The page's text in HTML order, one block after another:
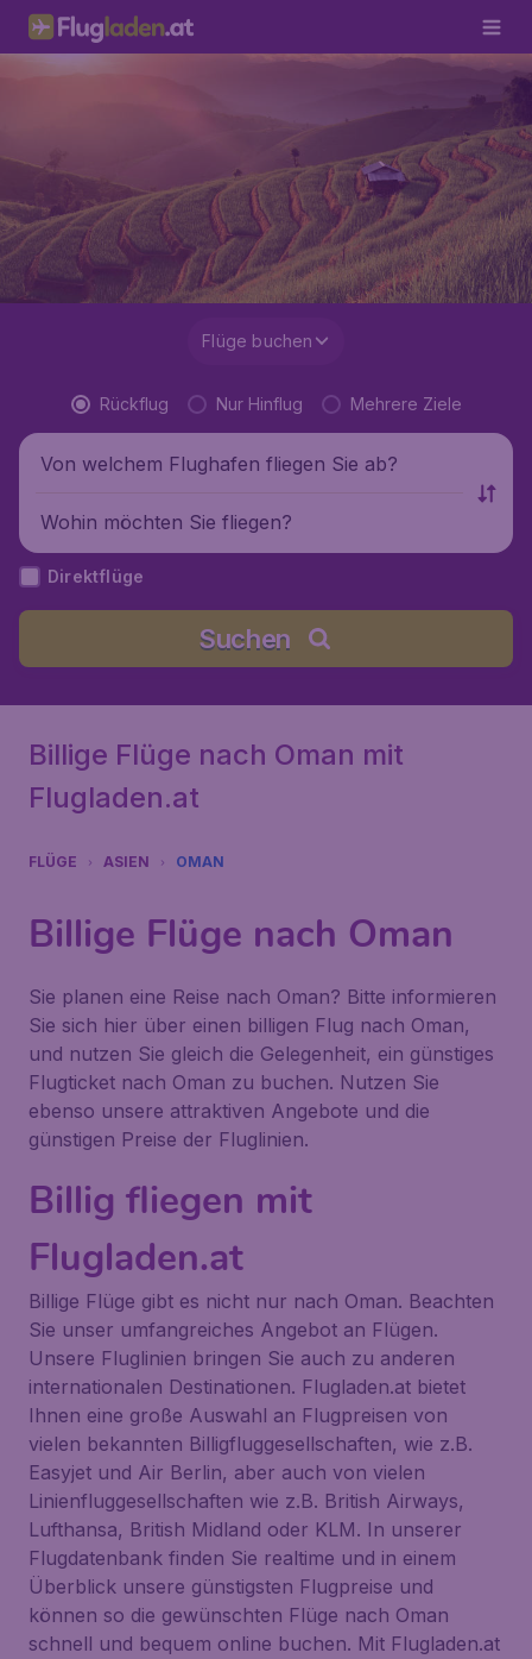
Flüge buchen
Rückflug Nur Hinflug Mehrere Ziele
Von welchem Flughafen fliegen Sie ab?
Wohin möchten Sie fliegen?
Direktflüge
Suchen
Billige Flüge nach Oman mit
Flugladen.at
FLÜGE ASIEN OMAN
Billige Flüge nach Oman
Sie planen eine Reise nach Oman? Bitte informieren
Sie sich hier über einen billigen Flug nach Oman,
und nutzen Sie gleich die Gelegenheit, ein günstiges
Flugticket nach Oman zu buchen. Nutzen Sie
ebenso unsere attraktiven Angebote und die
günstigen Preise der Fluglinien.
Billig fliegen mit
Flugladen.at
Billige Flüge gibt es nicht nur nach Oman. Beachten
Sie unser umfangreiches Angebot an Flügen.
Unsere Fluglinien bringen Sie auch zu anderen
internationalen Destinationen. Flugladen.at bietet
Ihnen eine große Auswahl an Flugpreisen von
vielen bekannten Billigfluggesellschaften, wie z.B.
Easyjet und Air Berlin, aber auch von vielen
Linienfluggesellschaften wie z.B. British Airways,
Lufthansa, British Midland oder KLM. In unserer
Flugdatenbank finden Sie realtime und in einem
Überblick unsere günstigsten Flugpreise und
können so die gewünschten Flüge nach Oman
schnell und bequem online buchen. Mit Flugladen.at